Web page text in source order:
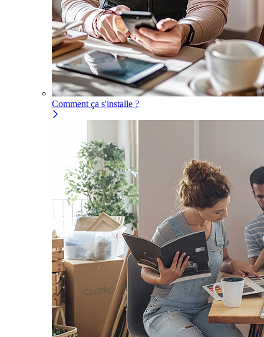
Comment ça s'installe ?